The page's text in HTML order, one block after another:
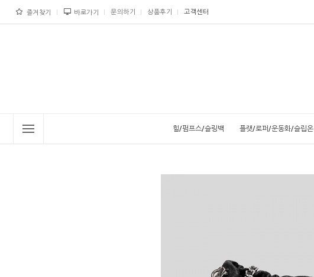
즐겨찾기 바로가기 문의하기 상품후기 고객센터
힐/펌프스/슬링백 플랫/로퍼/운동화/슬립온